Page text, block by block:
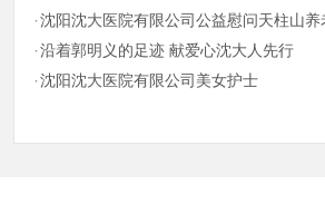
沈阳沈大医院有限公司公益慰问天柱山养
沿着郭明义的足迹 献爱心沈大人先行
沈阳沈大医院有限公司美女护士